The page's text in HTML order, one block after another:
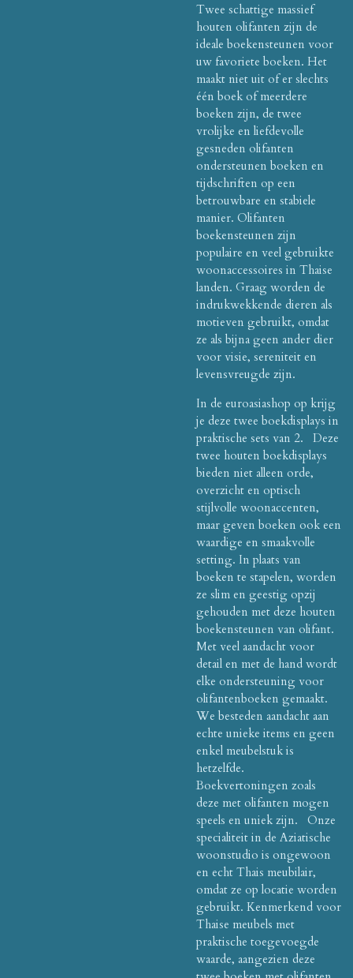
Twee schattige massief
houten olifanten zijn de
ideale boekensteunen voor
uw favoriete boeken. Het
maakt niet uit of er slechts
één boek of meerdere
boeken zijn, de twee
vrolijke en liefdevolle
gesneden olifanten
ondersteunen boeken en
tijdschriften op een
betrouwbare en stabiele
manier. Olifanten
boekensteunen zijn
populaire en veel gebruikte
woonaccessoires in Thaise
landen. Graag worden de
indrukwekkende dieren als
motieven gebruikt, omdat
ze als bijna geen ander dier
voor visie, sereniteit en
levensvreugde zijn.
In de euroasiashop op krijg
je deze twee boekdisplays in
praktische sets van 2. Deze
twee houten boekdisplays
bieden niet alleen orde,
overzicht en optisch
stijlvolle woonaccenten,
maar geven boeken ook een
waardige en smaakvolle
setting. In plaats van
boeken te stapelen, worden
ze slim en geestig opzij
gehouden met deze houten
boekensteunen van olifant.
Met veel aandacht voor
detail en met de hand wordt
elke ondersteuning voor
olifantenboeken gemaakt.
We besteden aandacht aan
echte unieke items en geen
enkel meubelstuk is
hetzelfde.
Boekvertoningen zoals
deze met olifanten mogen
speels en uniek zijn. Onze
specialiteit in de Aziatische
woonstudio is ongewoon
en echt Thais meubilair,
omdat ze op locatie worden
gebruikt. Kenmerkend voor
Thaise meubels met
praktische toegevoegde
waarde, aangezien deze